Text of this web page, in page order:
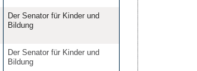
Der Senator für Kinder und
Bildung
Der Senator für Kinder und
Bildung